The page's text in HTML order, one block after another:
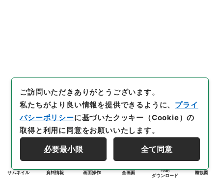
サムネイル 資料情報 画面操作 全画面
印刷
ダウンロード
概観図
ご訪問いただきありがとうございます。
私たちがより良い情報を提供できるように、 プライ
バシーポリシーに基づいたクッキー（Cookie）の
取得と利用に同意をお願いいたします。
必要最小限 全て同意